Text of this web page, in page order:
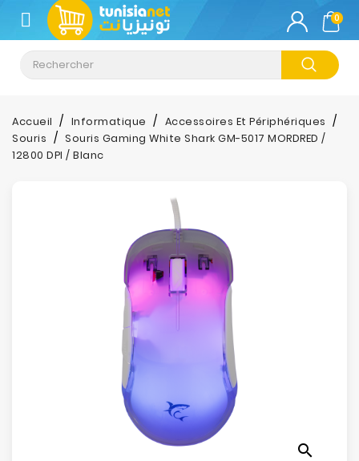
CATÉGORIE
Climatisation
Informatique
Téléphonie
0
Accueil Informatique
Accessoires Et Périphériques
Souris
Souris Gaming White Shark GM-5017 MORDRED /
12800 DPI / Blanc
search